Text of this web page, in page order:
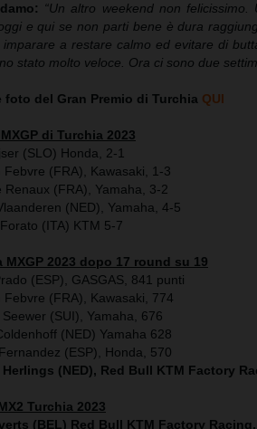
“Un altro weekend non
e qui se non parti bene è dura
imparare a restare calmo ed evitare di
stato molto veloce. Ora ci sono due
foto del Gran Premio di Turchia QUI
di Turchia 2023
(SLO) Honda, 2-1
Febvre (FRA), Kawasaki, 1-3
Renaux (FRA), Yamaha, 3-2
(NED), Yamaha, 4-5
(ITA) KTM 5-7
MXGP 2023 dopo 17 round su 19
(ESP), GASGAS, 841 punti
Febvre (FRA), Kawasaki, 774
(SUI), Yamaha, 676
(NED) Yamaha 628
(ESP), Honda, 570
(NED), Red Bull KTM Factory
Turchia 2023
(BEL) Red Bull KTM Factory